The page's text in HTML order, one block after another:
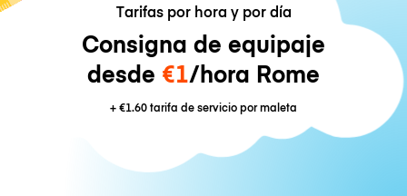
Tarifas por hora y por día
Consigna de equipaje
desde €1/hora Rome
+€1.60tarifa de servicio por maleta